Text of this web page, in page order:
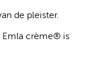
de pleister.
Emla crème® is